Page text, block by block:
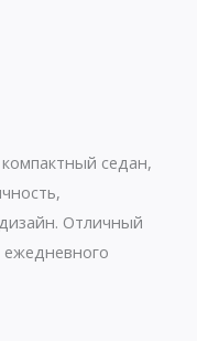
седан,
Отличный